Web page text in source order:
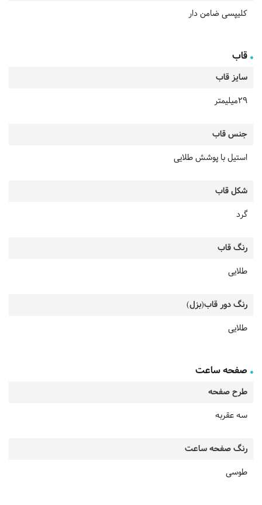
کلیپسی ضامن دار
قاب
سایز قاب
29میلیمتر
جنس قاب
استیل با پوشش طلایی
شکل قاب
گرد
رنگ قاب
طلایی
رنگ دور قاب(بزل)
طلایی
صفحه ساعت
طرح صفحه
سه عقربه
رنگ صفحه ساعت
طوسی